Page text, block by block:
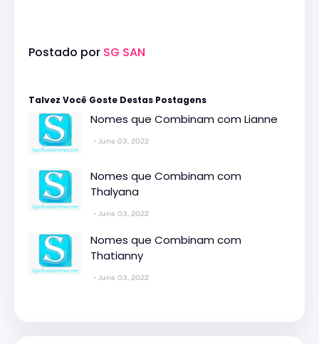
Postado por SG SAN
Talvez Você Goste Destas Postagens
Nomes que Combinam com Lianne
June 03, 2022
Nomes que Combinam com
Thalyana
June 03, 2022
Nomes que Combinam com
Thatianny
June 03, 2022